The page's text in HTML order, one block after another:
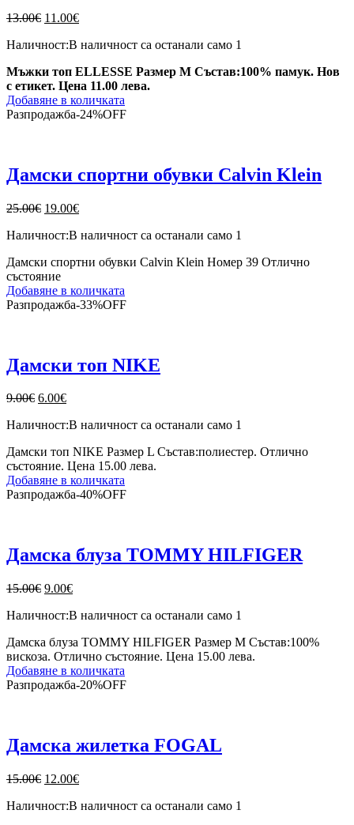
13.00€ Original
was:
11.00€Текущата
е:
Наличност:В наличност са останали само 1
Мъжки топ ELLESSE Размер М Състав:100% памук. Нов
с етикет. Цена 11.00 лева.
Добавяне в количката
Разпродажба-24%OFF
Дамски спортни обувки Calvin Klein
25.00€ Original
was:
19.00€Текущата
е:
Наличност:В наличност са останали само 1
Дамски спортни обувки Calvin Klein Номер 39 Отлично
състояние
Добавяне в количката
Разпродажба-33%OFF
Дамски топ NIKE
9.00€ Original
was:
6.00€Текущата
е:
Наличност:В наличност са останали само 1
Дамски топ NIKE Размер L Състав:полиестер. Отлично
състояние. Цена 15.00 лева.
Добавяне в количката
Разпродажба-40%OFF
Дамска блуза TOMMY HILFIGER
15.00€ Original
was:
9.00€Текущата
е:
Наличност:В наличност са останали само 1
Дамска блуза TOMMY HILFIGER Размер M Състав:100%
вискоза. Отлично състояние. Цена 15.00 лева.
Добавяне в количката
Разпродажба-20%OFF
Дамска жилетка FOGAL
15.00€ Original
was:
12.00€Текущата
е:
Наличност:В наличност са останали само 1